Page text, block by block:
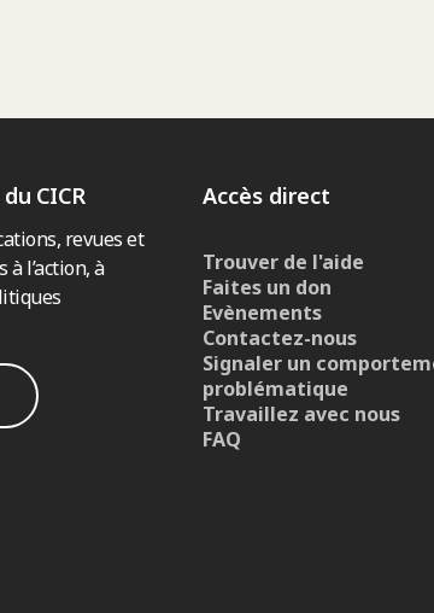
CICR
revues et
l’action, à
Accès direct
Trouver de l'aide
Faites un don
Evènements
Contactez-nous
Signaler un
problématique
Travaillez avec nous
FAQ